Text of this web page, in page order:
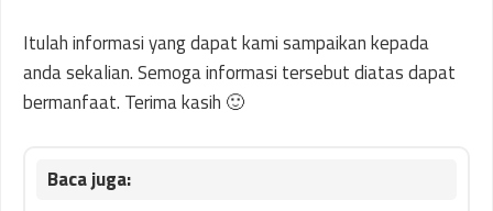
Itulah informasi yang dapat kami sampaikan kepada
anda sekalian. Semoga informasi tersebut diatas dapat
bermanfaat. Terima kasih 🙂